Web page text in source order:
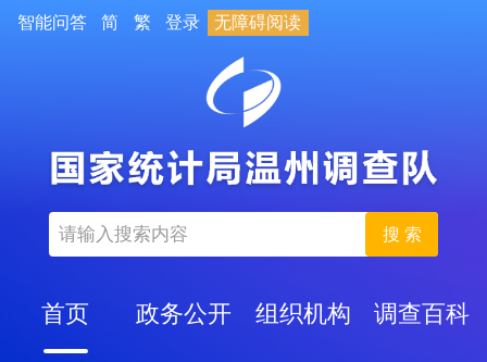
智能问答 简 繁 登录 无障碍阅读
搜 索
首页 政务公开 组织机构 调查百科